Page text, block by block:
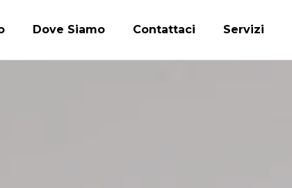
Dove Siamo Contattaci Servizi